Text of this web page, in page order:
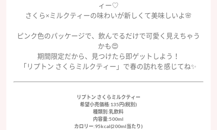
ィー♡
さくら×ミルクティーの味わいが新しくて美味しいよ🌸
ピンク色のパッケージで、飲んでるだけで可愛く見えちゃう
かも😍
期間限定だから、見つけたら即ゲットしよう！
「リプトン さくらミルクティー」で春の訪れを感じてね✨
リプトン さくらミルクティー
希望小売価格:135円(税別)
種類別:乳飲料
内容量:500ml
カロリー:95kcal(200ml当たり)